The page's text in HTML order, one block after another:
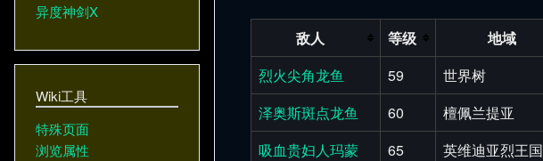
敌人 等级 地域
烈火尖角龙鱼
59 世界树
泽奥斯斑点龙鱼
60 檀佩兰提亚
吸血贵妇人玛蒙
65 英维迪亚烈王国
异度神剑X
Wiki工具
特殊页面
浏览属性